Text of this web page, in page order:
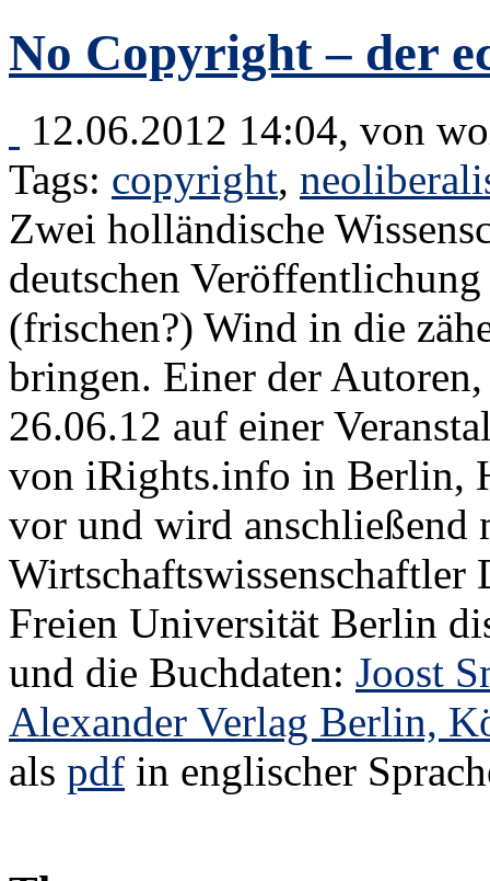
No Copyright – der
12.06.2012 14:04, von
Tags: copyright,
Zwei holländische
deutschen
(frischen?) Wind in die
bringen. Einer der
26.06.12 auf einer
von iRights.info in Berlin,
vor und wird anschließend
Wirtschaftswissenschaftler
Freien Universität Berlin
und die Buchdaten: Joost
Alexander Verlag Berlin,
als pdf in englischer